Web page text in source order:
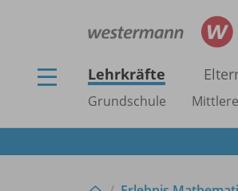
Lehrkräfte
Grundschule